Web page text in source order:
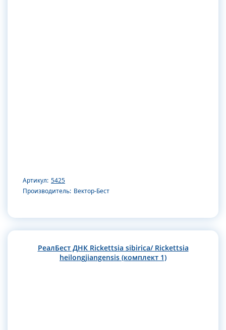
Артикул: 5425
Производитель: Вектор-Бест
РеалБест ДНК Rickettsia sibirica/ Rickettsia
heilongjiangensis (комплект 1)